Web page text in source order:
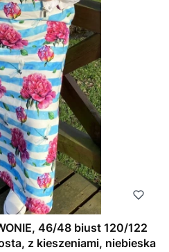
46/48 biust 120/122
z kieszeniami, niebieska